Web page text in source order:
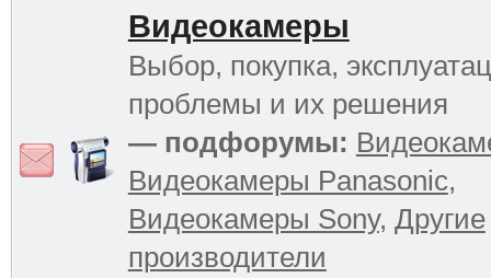
Видеокамеры
Выбор, покупка,
проблемы и их решения
— подфорумы:
Видеокамеры Panasonic,
Видеокамеры Sony, Другие
производители